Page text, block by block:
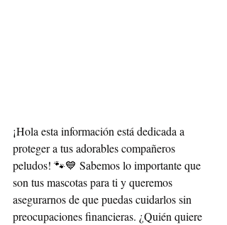
¡Hola esta información está dedicada a
proteger a tus adorables compañeros
peludos! 🐾💙 Sabemos lo importante que
son tus mascotas para ti y queremos
asegurarnos de que puedas cuidarlos sin
preocupaciones financieras. ¿Quién quiere